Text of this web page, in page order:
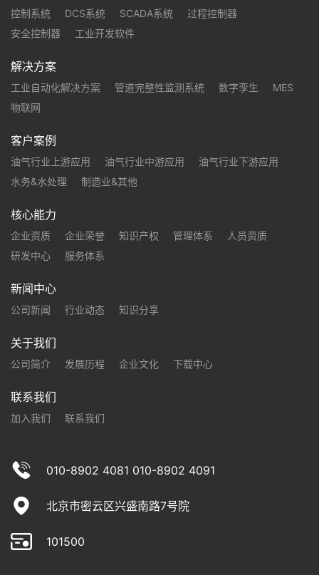
控制系统 DCS系统 SCADA系统
过程控制器
安全控制器
工业开发软件
解决方案
工业自动化解决方案 管道完整性监测系统 数字孪生
MES
物联网
客户案例
油气行业上游应用 油气行业中游应用
油气行业下游应用
水务&水处理
制造业&其他
核心能力
企业资质 企业荣誉 知识产权 管理体系
人员资质
研发中心
服务体系
新闻中心
公司新闻 行业动态 知识分享
关于我们
公司简介 发展历程 企业文化 下载中心
联系我们
加入我们 联系我们
010-8902 4081 010-8902 4091
北京市密云区兴盛南路7号院
101500